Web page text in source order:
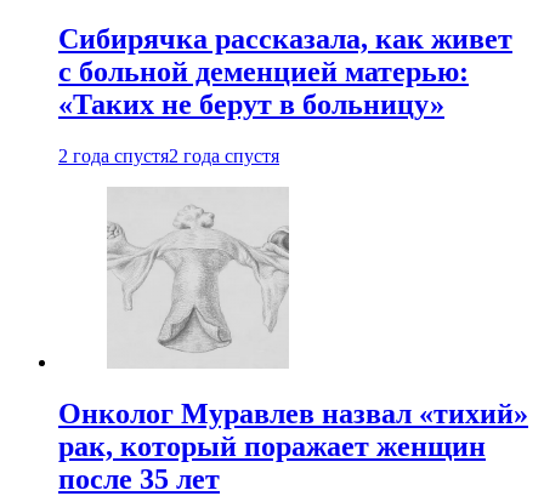
Сибирячка рассказала, как живет
с больной деменцией матерью:
«Таких не берут в больницу»
2 года спустя2 года спустя
Онколог Муравлев назвал «тихий»
рак, который поражает женщин
после 35 лет